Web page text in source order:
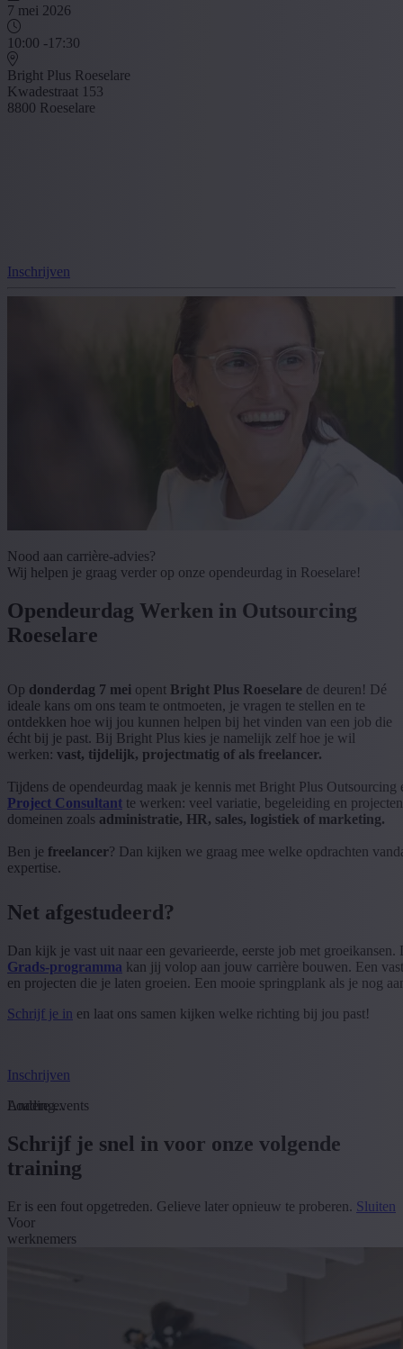
7 mei 2026
10:00 -17:30
Bright Plus Roeselare
Kwadestraat 153
8800 Roeselare
Inschrijven
Nood aan carrière-advies?
Wij helpen je graag verder op onze opendeurdag in Roeselare!
Opendeurdag Werken in Outsourcing
Roeselare
Op donderdag 7 mei opent Bright Plus Roeselare de deuren! Dé
ideale kans om ons team te ontmoeten, je vragen te stellen en te
ontdekken hoe wij jou kunnen helpen bij het vinden van een job die
écht bij je past. Bij Bright Plus kies je namelijk zelf hoe je wil
werken: vast, tijdelijk, projectmatig of als freelancer.
Tijdens de opendeurdag maak je kennis met Bright Plus Outsourcing
Project Consultant te werken: veel variatie, begeleiding en
domeinen zoals administratie, HR, sales, logistiek of marketing.
Ben je freelancer? Dan kijken we graag mee welke opdrachten
expertise.
Net afgestudeerd?
Dan kijk je vast uit naar een gevarieerde, eerste job met
Grads-programma kan jij volop aan jouw carrière bouwen. Een
en projecten die je laten groeien. Een mooie springplank als je nog
Schrijf je in en laat ons samen kijken welke richting bij jou past!
Inschrijven
Loading...
Andere events
Schrijf je snel in voor onze volgende
training
Er is een fout opgetreden. Gelieve later opnieuw te proberen. Sluiten
Voor
werknemers